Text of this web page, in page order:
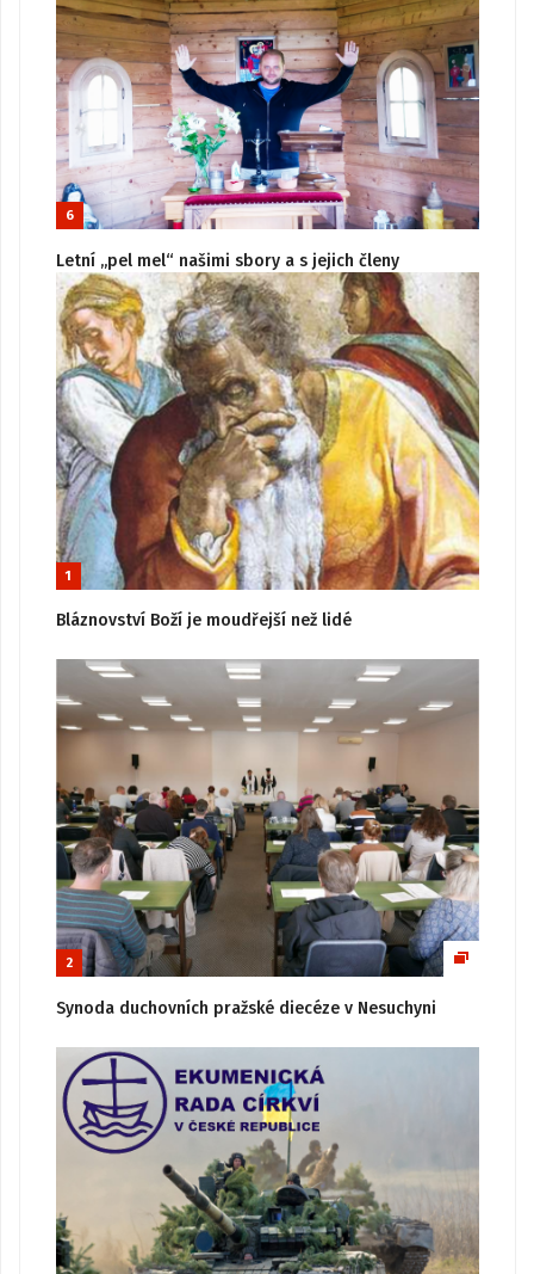
6
Letní „pel mel“ našimi sbory a s jejich členy
1
Bláznovství Boží je moudřejší než lidé
2
Synoda duchovních pražské diecéze v Nesuchyni